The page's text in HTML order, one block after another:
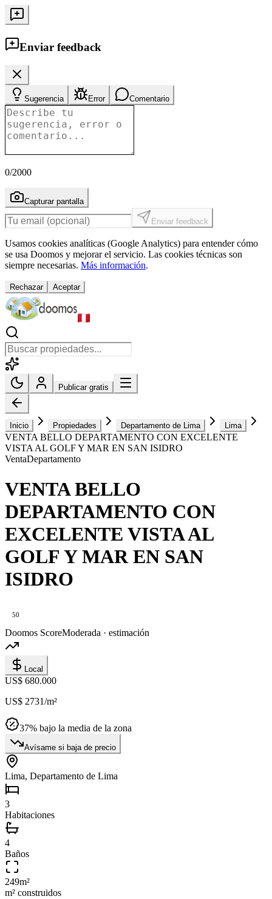
Enviar feedback
Sugerencia Error Comentario
0/2000
Capturar pantalla
Enviar feedback
Usamos cookies analíticas (Google Analytics) para entender cómo
se usa Doomos y mejorar el servicio. Las cookies técnicas son
siempre necesarias. Más información.
Rechazar Aceptar
Publicar gratis
Inicio Propiedades Departamento de Lima Lima
VENTA BELLO DEPARTAMENTO CON EXCELENTE
VISTA AL GOLF Y MAR EN SAN ISIDRO
VentaDepartamento
VENTA BELLO
DEPARTAMENTO CON
EXCELENTE VISTA AL
GOLF Y MAR EN SAN
ISIDRO
50
Doomos ScoreModerada · estimación
Local
US$ 680.000
US$ 2731/m²
37% bajo la media de la zona
Avísame si baja de precio
Lima, Departamento de Lima
3
Habitaciones
4
Baños
249m²
m² construidos